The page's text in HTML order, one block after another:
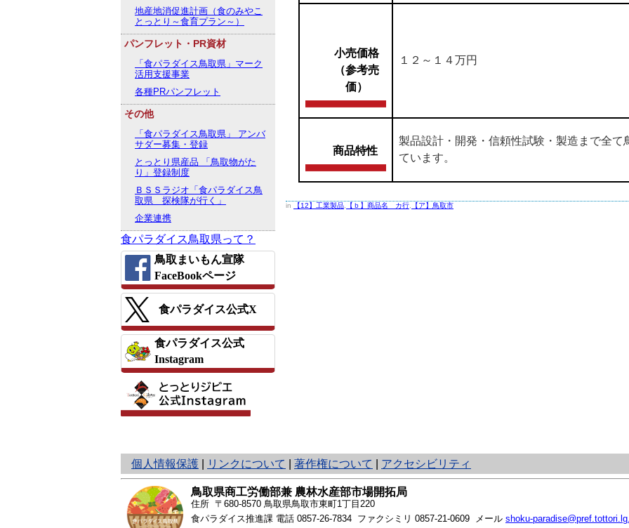
地産地消促進計画（食のみやこ
とっとり～食育プラン～）
パンフレット・PR資材
「食パラダイス鳥取県」マーク
活用支援事業
各種PRパンフレット
その他
「食パラダイス鳥取県」 アンバ
サダー募集・登録
とっとり県産品 「鳥取物がた
り」登録制度
ＢＳＳラジオ「食パラダイス鳥
取県 探検隊が行く」
企業連携
食パラダイス鳥取県って？
鳥取まいもん宣隊
FaceBookページ
食パラダイス公式X
食パラダイス公式
Instagram
小売価格
（参考売
価）
１２～１４万円
商品特性
製品設計・開発・信頼性試験・製造まで全て
ています。
in 【12】工業製品 【ｂ】商品名 カ行 【ア】鳥取市
個人情報保護
と
り
ネ
ッ
ト
リンクについて 著作権について アクセシビリティ
鳥取県商工労働部兼 農林水産部市場開拓局
住所 〒680-8570 鳥取県鳥取市東町1丁目220
食パラダイス推進課 電話 0857-26-7834 ファクシミリ 0857-21-0609 メール shoku-